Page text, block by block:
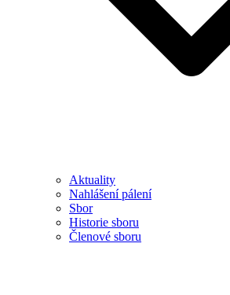
Aktuality
Nahlášení pálení
Sbor
Historie sboru
Členové sboru